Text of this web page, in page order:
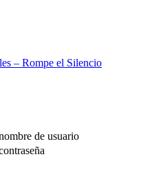
– Rompe el Silencio
de usuario